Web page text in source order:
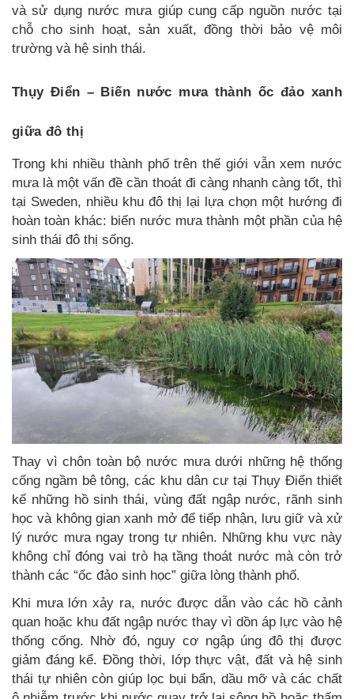
và sử dụng nước mưa giúp cung cấp nguồn nước tại
chỗ cho sinh hoạt, sản xuất, đồng thời bảo vệ môi
trường và hệ sinh thái.
Thụy Điển – Biến nước mưa thành ốc đảo xanh
giữa đô thị
Trong khi nhiều thành phố trên thế giới vẫn xem nước
mưa là một vấn đề cần thoát đi càng nhanh càng tốt, thì
tại Sweden, nhiều khu đô thị lại lựa chọn một hướng đi
hoàn toàn khác: biến nước mưa thành một phần của hệ
sinh thái đô thị sống.
Thay vì chôn toàn bộ nước mưa dưới những hệ thống
cống ngầm bê tông, các khu dân cư tại Thụy Điển thiết
kế những hồ sinh thái, vùng đất ngập nước, rãnh sinh
học và không gian xanh mở để tiếp nhận, lưu giữ và xử
lý nước mưa ngay trong tự nhiên. Những khu vực này
không chỉ đóng vai trò hạ tầng thoát nước mà còn trở
thành các “ốc đảo sinh học” giữa lòng thành phố.
Khi mưa lớn xảy ra, nước được dẫn vào các hồ cảnh
quan hoặc khu đất ngập nước thay vì dồn áp lực vào hệ
thống cống. Nhờ đó, nguy cơ ngập úng đô thị được
giảm đáng kể. Đồng thời, lớp thực vật, đất và hệ sinh
thái tự nhiên còn giúp lọc bụi bẩn, dầu mỡ và các chất